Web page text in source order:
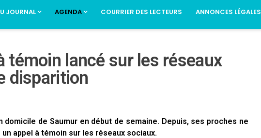
JOURNAL AGENDA COURRIER DES LECTEURS ANNONCES LÉGALES
témoin lancé sur les réseaux
disparition
domicile de Saumur en début de semaine. Depuis, ses proches ne
appel à témoin sur les réseaux sociaux.